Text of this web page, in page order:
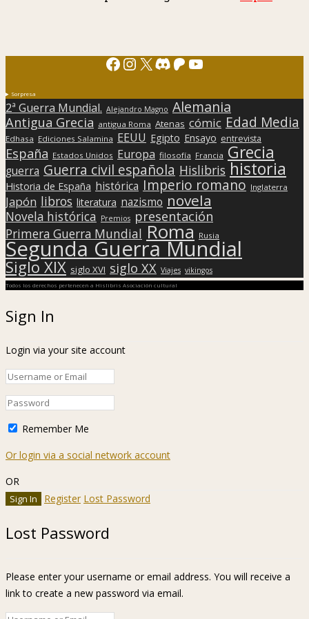
Facebook
Instagram
X Discord
Patreon
YouTube
Sorpresa
2ª Guerra Mundial. Alejandro Magno Alemania
Antigua Grecia antigua Roma Atenas cómic Edad Media
Edhasa Ediciones Salamina EEUU Egipto Ensayo entrevista
España Estados Unidos Europa filosofía Francia Grecia
guerra Guerra civil española Hislibris historia
Historia de España histórica Imperio romano Inglaterra
Japón libros literatura nazismo novela
Novela histórica Premios presentación
Primera Guerra Mundial Roma Rusia
Segunda Guerra Mundial
Siglo XIX siglo XVI siglo XX Viajes vikingos
Todos los derechos pertenecen a Hislibris Asociación cultural
Sign In
Login via your site account
Remember Me
Or login via a social network account
OR
Register Lost Password
Lost Password
Please enter your username or email address. You will receive a
link to create a new password via email.